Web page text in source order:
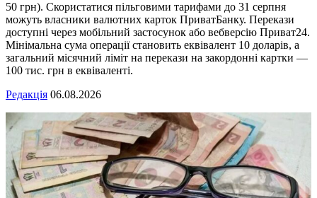
50 грн). Скористатися пільговими тарифами до 31 серпня
можуть власники валютних карток ПриватБанку. Перекази
доступні через мобільний застосунок або вебверсію Приват24.
Мінімальна сума операції становить еквівалент 10 доларів, а
загальний місячний ліміт на перекази на закордонні картки —
100 тис. грн в еквіваленті.
Редакція 06.08.2026